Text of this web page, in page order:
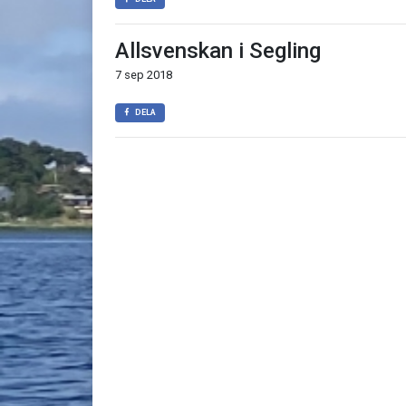
Allsvenskan i Segling
7 sep 2018
DELA